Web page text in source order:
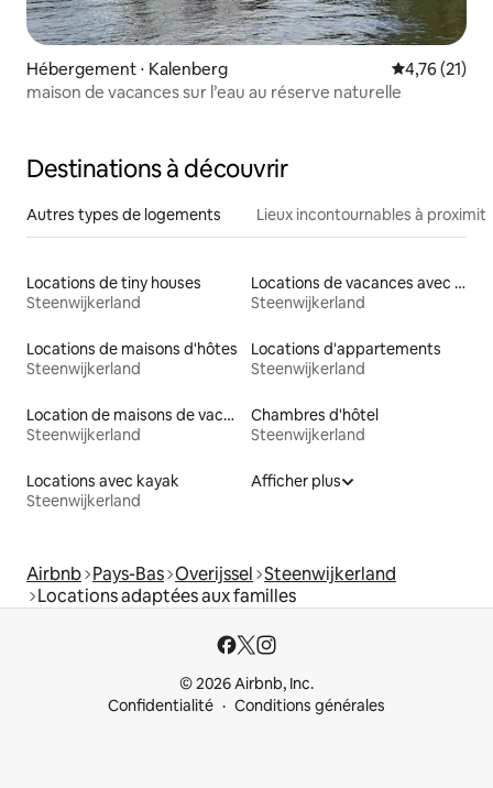
Hébergement ⋅ Kalenberg Évaluation
4,76 (21)
maison de vacances sur l’eau au réserve naturelle
Destinations à découvrir
Autres types de logements Lieux incontournables à
Locations de tiny houses
Steenwijkerland
Locations de vacances avec piscine
Steenwijkerland
Locations de maisons d'hôtes
Steenwijkerland
Locations d'appartements
Steenwijkerland
Location de maisons de vacances
Steenwijkerland
Chambres d'hôtel
Steenwijkerland
Locations avec kayak
Steenwijkerland
Afficher plus
Airbnb Pays-Bas Overijssel Steenwijkerland
Locations adaptées aux familles
© 2026 Airbnb, Inc.
Confidentialité
Conditions générales